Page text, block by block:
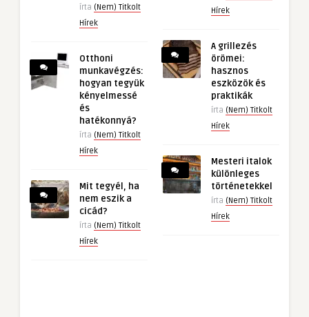
írta (Nem) Titkolt
Hírek
Otthoni
munkavégzés:
hogyan tegyük
kényelmessé
és
hatékonnyá?
írta (Nem) Titkolt
Hírek
Mit tegyél, ha
nem eszik a
cicád?
írta (Nem) Titkolt
Hírek
Hírek
A grillezés
örömei:
hasznos
eszközök és
praktikák
írta (Nem) Titkolt
Hírek
Mesteri italok
különleges
történetekkel
írta (Nem) Titkolt
Hírek